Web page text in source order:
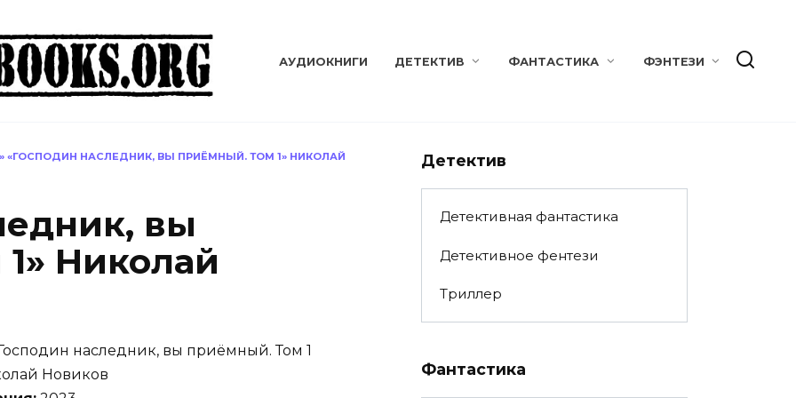
АУДИОКНИГИ ДЕТЕКТИВ ФАНТАСТИКА ФЭНТЕЗИ
» «ГОСПОДИН НАСЛЕДНИК, ВЫ ПРИЁМНЫЙ. ТОМ 1» НИКОЛАЙ
вы
Николай
Господин наследник, вы приёмный. Том 1
Новиков
Детектив
Детективная фантастика
Детективное фентези
Триллер
Фантастика